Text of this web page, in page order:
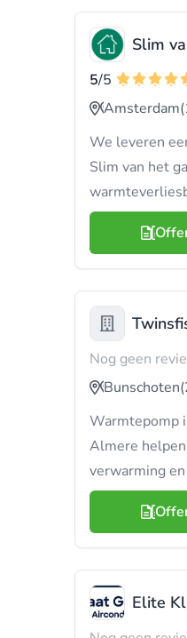
Slim
5/5
Amsterdam
We leveren
Slim van het
Nog geen
Bunschoten
Warmtepomp
Almere
verwarming
Elite